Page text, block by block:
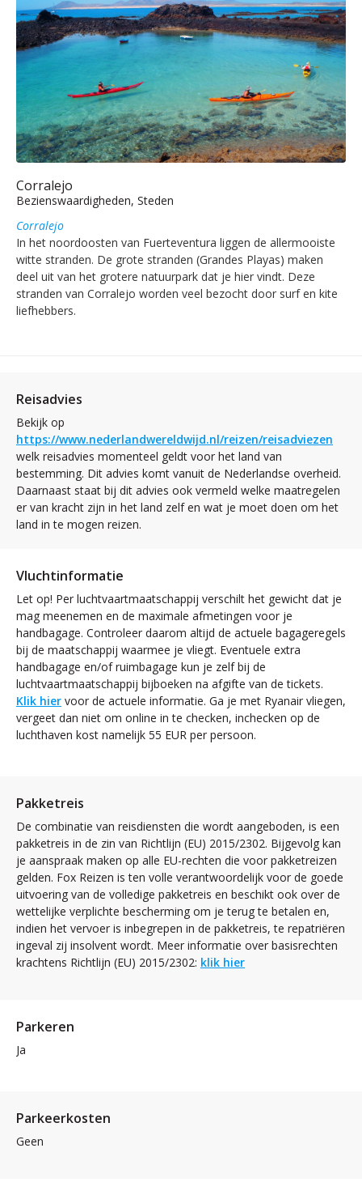
Corralejo
Bezienswaardigheden, Steden
Corralejo
In het noordoosten van Fuerteventura liggen de allermooiste
witte stranden. De grote stranden (Grandes Playas) maken
deel uit van het grotere natuurpark dat je hier vindt. Deze
stranden van Corralejo worden veel bezocht door surf en kite
liefhebbers.
Reisadvies
Bekijk op
https://www.nederlandwereldwijd.nl/reizen/reisadviezen
welk reisadvies momenteel geldt voor het land van
bestemming. Dit advies komt vanuit de Nederlandse overheid.
Daarnaast staat bij dit advies ook vermeld welke maatregelen
er van kracht zijn in het land zelf en wat je moet doen om het
land in te mogen reizen.
Vluchtinformatie
Let op! Per luchtvaartmaatschappij verschilt het gewicht dat je
mag meenemen en de maximale afmetingen voor je
handbagage. Controleer daarom altijd de actuele bagageregels
bij de maatschappij waarmee je vliegt. Eventuele extra
handbagage en/of ruimbagage kun je zelf bij de
luchtvaartmaatschappij bijboeken na afgifte van de tickets.
Klik hier voor de actuele informatie. Ga je met Ryanair vliegen,
vergeet dan niet om online in te checken, inchecken op de
luchthaven kost namelijk 55 EUR per persoon.
Pakketreis
De combinatie van reisdiensten die wordt aangeboden, is een
pakketreis in de zin van Richtlijn (EU) 2015/2302. Bijgevolg kan
je aanspraak maken op alle EU-rechten die voor pakketreizen
gelden. Fox Reizen is ten volle verantwoordelijk voor de goede
uitvoering van de volledige pakketreis en beschikt ook over de
wettelijke verplichte bescherming om je terug te betalen en,
indien het vervoer is inbegrepen in de pakketreis, te repatriëren
ingeval zij insolvent wordt. Meer informatie over basisrechten
krachtens Richtlijn (EU) 2015/2302: klik hier
Parkeren
Ja
Parkeerkosten
Geen